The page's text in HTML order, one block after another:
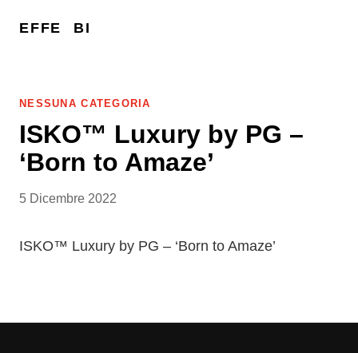
EFFE BI
NESSUNA CATEGORIA
ISKO™ Luxury by PG –
‘Born to Amaze’
5 Dicembre 2022
ISKO™ Luxury by PG – ‘Born to Amaze’